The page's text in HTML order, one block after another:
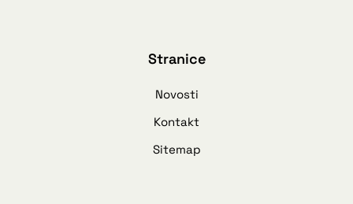
Stranice
Novosti
Kontakt
Sitemap